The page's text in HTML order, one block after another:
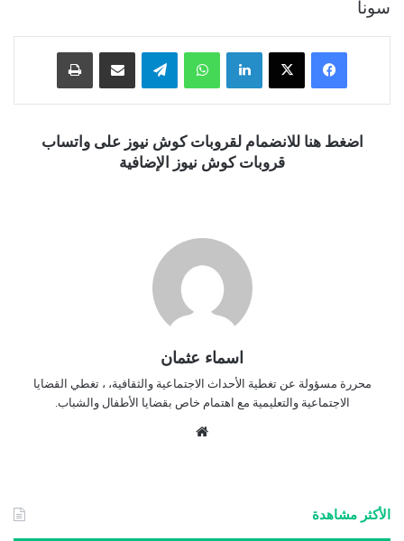
سونا
فيسبوك ‫X لينكدإن واتساب تيلقرام
اضغط هنا للانضمام لقروبات كوش نيوز على واتساب
قروبات كوش نيوز الإضافية
اسماء عثمان
محررة مسؤولة عن تغطية الأحداث الاجتماعية والثقافية، ، تغطي القضايا
الاجتماعية والتعليمية مع اهتمام خاص بقضايا الأطفال والشباب.
الأكثر مشاهدة